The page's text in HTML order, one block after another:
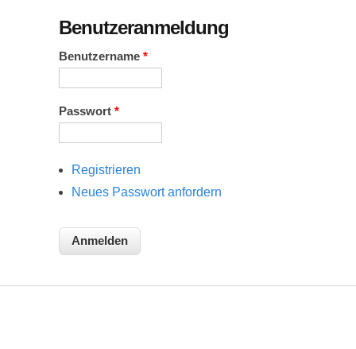
Benutzeranmeldung
Benutzername *
Passwort *
Registrieren
Neues Passwort anfordern